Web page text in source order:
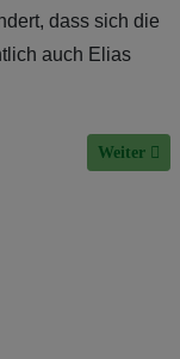
dass sich die
auch Elias
Nächster
Weiter